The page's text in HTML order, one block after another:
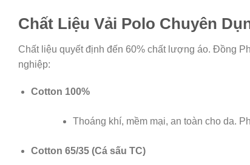
Chất Liệu Vải Polo Chuyên
Chất liệu quyết định đến 60% chất lượng áo. Đồng
nghiệp:
Cotton 100%
Thoáng khí, mềm mại, an toàn cho da.
Cotton 65/35 (Cá sấu TC)